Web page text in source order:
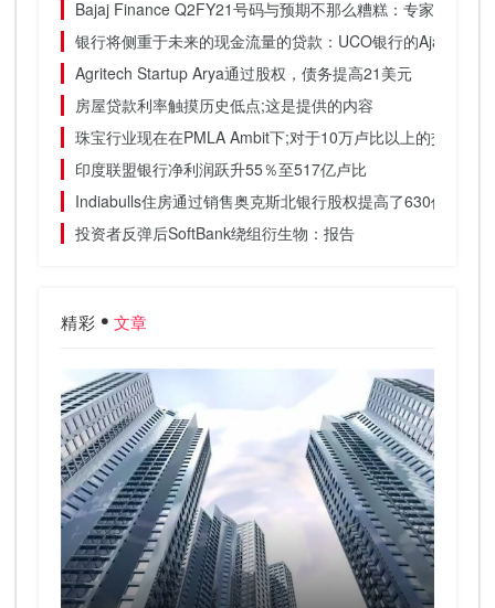
Bajaj Finance Q2FY21号码与预期不那么糟糕：专家级
银行将侧重于未来的现金流量的贷款：UCO银行的Ajay Vyas
Agritech Startup Arya通过股权，债务提高21美元
房屋贷款利率触摸历史低点;这是提供的内容
珠宝行业现在在PMLA Ambit下;对于10万卢比以上的交易强
印度联盟银行净利润跃升55％至517亿卢比
Indiabulls住房通过销售奥克斯北银行股权提高了630亿卢比
投资者反弹后SoftBank绕组衍生物：报告
精彩 文章